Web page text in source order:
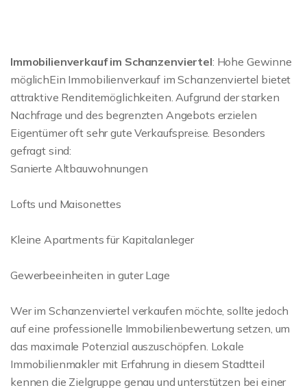
Immobilienverkauf im Schanzenviertel: Hohe Gewinne
möglichEin Immobilienverkauf im Schanzenviertel bietet
attraktive Renditemöglichkeiten. Aufgrund der starken
Nachfrage und des begrenzten Angebots erzielen
Eigentümer oft sehr gute Verkaufspreise. Besonders
gefragt sind:
Sanierte Altbauwohnungen
Lofts und Maisonettes
Kleine Apartments für Kapitalanleger
Gewerbeeinheiten in guter Lage
Wer im Schanzenviertel verkaufen möchte, sollte jedoch
auf eine professionelle Immobilienbewertung setzen, um
das maximale Potenzial auszuschöpfen. Lokale
Immobilienmakler mit Erfahrung in diesem Stadtteil
kennen die Zielgruppe genau und unterstützen bei einer